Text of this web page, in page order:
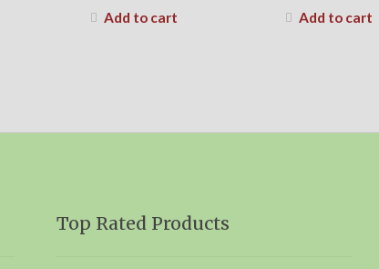
Add to cart
Add to cart
Top Rated Products